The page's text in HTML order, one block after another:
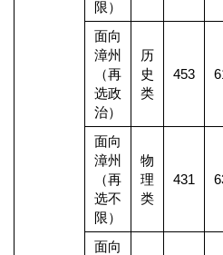
限）
面向
漳州
（再
选政
治）
历
史
类
453
面向
漳州
（再
选不
限）
物
理
类
431
面向